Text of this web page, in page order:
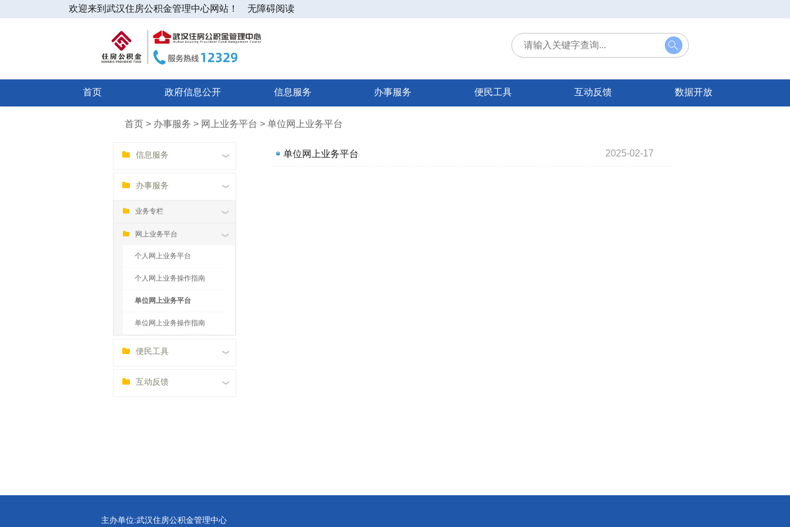
欢迎来到武汉住房公积金管理中心网站！ 无障碍阅读
首页 政府信息公开 信息服务 办事服务 便民工具 互动反馈 数据开放
首页 > 办事服务 > 网上业务平台 > 单位网上业务平台
信息服务
办事服务
业务专栏
网上业务平台
个人网上业务平台
个人网上业务操作指南
单位网上业务平台
单位网上业务操作指南
便民工具
互动反馈
2025-02-17
单位网上业务平台
主办单位:武汉住房公积金管理中心